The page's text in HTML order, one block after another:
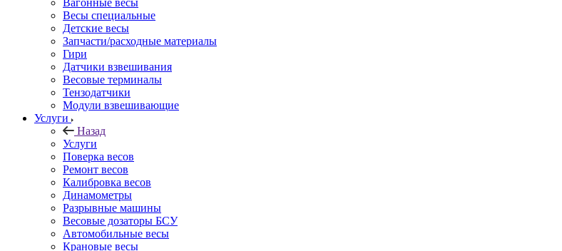
Вагонные весы
Весы специальные
Детские весы
Запчасти/расходные материалы
Гири
Датчики взвешивания
Весовые терминалы
Тензодатчики
Модули взвешивающие
Услуги
Назад
Услуги
Поверка весов
Ремонт весов
Калибровка весов
Динамометры
Разрывные машины
Весовые дозаторы БСУ
Автомобильные весы
Крановые весы